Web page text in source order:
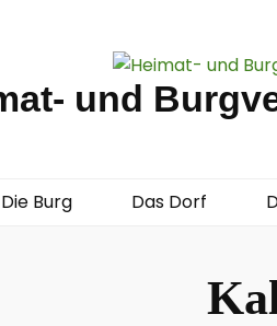
und
Die Burg Das Dorf